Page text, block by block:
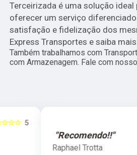
Terceirizada é uma solução
oferecer um serviço
satisfação e fidelização dos
Express Transportes e saiba
Também trabalhamos com
com Armazenagem. Fale com